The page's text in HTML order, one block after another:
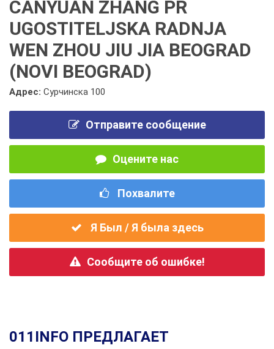
CANYUAN ZHANG PR
UGOSTITELJSKA RADNJA
WEN ZHOU JIU JIA BEOGRAD
(NOVI BEOGRAD)
Адрес: Сурчинска 100
Отправите сообщение
Оцените нас
Похвалите
Я Был / Я была здесь
Сообщите об ошибке!
011INFO ПРЕДЛАГАЕТ